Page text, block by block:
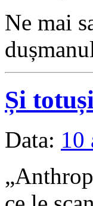
Ne mai
Și
Data: 10